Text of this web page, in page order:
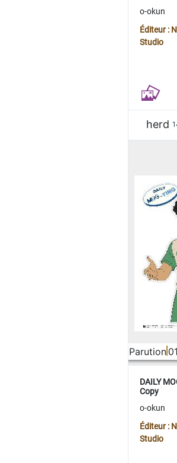
o-okun
Éditeur :
Studio
herd
Parution
DAILY
Copy
o-okun
Éditeur :
Studio